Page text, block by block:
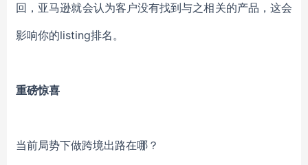
回，亚马逊就会认为客户没有找到与之相关的产品，这会
影响你的listing排名。
重磅惊喜
当前局势下做跨境出路在哪？